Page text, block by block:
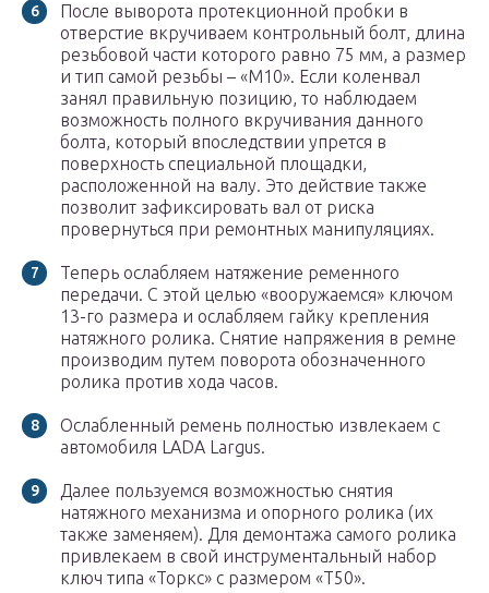
После выворота протекционной пробки в
отверстие вкручиваем контрольный болт, длина
резьбовой части которого равно 75 мм, а размер
и тип самой резьбы – «М10». Если коленвал
занял правильную позицию, то наблюдаем
возможность полного вкручивания данного
болта, который впоследствии упрется в
поверхность специальной площадки,
расположенной на валу. Это действие также
позволит зафиксировать вал от риска
провернуться при ремонтных манипуляциях.
Теперь ослабляем натяжение ременного
передачи. С этой целью «вооружаемся» ключом
13-го размера и ослабляем гайку крепления
натяжного ролика. Снятие напряжения в ремне
производим путем поворота обозначенного
ролика против хода часов.
Ослабленный ремень полностью извлекаем с
автомобиля LADA Largus.
Далее пользуемся возможностью снятия
натяжного механизма и опорного ролика (их
также заменяем). Для демонтажа самого ролика
привлекаем в свой инструментальный набор
ключ типа «Торкс» с размером «Т50».